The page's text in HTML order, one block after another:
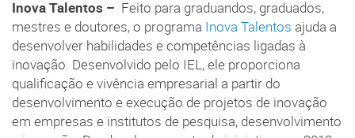
Inova Talentos – Feito para graduandos, graduados,
mestres e doutores, o programa Inova Talentos ajuda a
desenvolver habilidades e competências ligadas à
inovação. Desenvolvido pelo IEL, ele proporciona
qualificação e vivência empresarial a partir do
desenvolvimento e execução de projetos de inovação
em empresas e institutos de pesquisa, desenvolvimento